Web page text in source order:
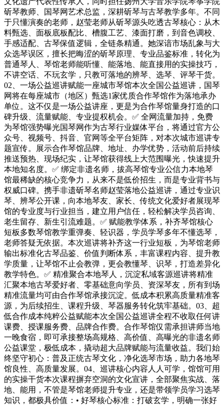
斫琴教师、国琴网艺术总监，深耕斫琴与古琴教学多年。不同
于只懂演奏的老师，赵莹老师从斫琴源头吃透古琴核心：从木
料甄选、面板底板配比、槽腹工艺、漆面打磨，到音色调校、
手感适配、古琴保值逻辑，全链条精通。她深谙市场乱象与大
众选琴误区，擅长把晦涩的斫琴原理、专业品鉴标准，转化为
普通琴人、琴馆老师能听懂、能落地、能直接用的实操技巧，
不讲空话、不玩玄学，只教可落地的辨琴、选琴、评琴干货。
02、一场公益巡讲赋能一座城市琴馆本次全国公益巡讲，国琴
网将在每座城市（地区）甄选1家优质合作琴馆作为落地承办
单位。这不仅是一场公益讲座，更是为合作琴馆量身打造的口
碑升级、流量赋能、专业提权机会。✅ 全网流量加持，免费
为琴馆强势曝光国琴网作为古琴行业媒体平台，将通过官方公
众号、视频号、抖音、官网等全平台矩阵，对本次城市巡讲专
题宣传。展示合作琴馆品牌、地址、办学优势，活动前后持续
推送预热、现场纪实，让琴馆获得线上大范围曝光，快速提升
本地知名度。✅ 绑定非遗名师，拔高琴馆专业公信力本地琴
馆最稀缺的核心竞争力，从来不是低价招生，而是专业背书与
权威口碑。携手非遗斫琴名师赵莹落地公益巡讲，通过专业识
琴、辨琴公开课，向本地琴友、家长、传统文化爱好者展现琴
馆的专业度与行业担当，建立用户信任，轻松解决学员咨询、
老生留存、新生引流难题。✅ 赋能教学体系，补齐琴馆核心
短板多数琴馆教学重弹奏、轻识器，学员学琴多年不懂选琴，
老师答疑无依据。本次巡讲将补齐这一行业短板，为琴馆老师
输出标准化古琴品鉴、价值判断体系，丰富课程内容、提升教
学质量，让琴馆不止会教弹，更会教懂琴、识琴，打造差异化
教学特色。✅ 精准聚合本地琴人，沉淀私域客源巡讲将精准
汇聚本地古琴爱好者、零基础意向学员、资深琴友，所有到场
精准流量均可由合作琴馆承接沉淀。低成本积累高质量精准客
源，为后续招生、课程升级、琴器服务转化筑牢基础。03、超
低合作成本纯粹公益赋能本次全国公益巡讲全程不收取任何讲
课费、授课服务费、品牌合作费。合作琴馆仅需承担讲师当地
一晚食宿，即可承接整场高规格、高价值、高曝光的非遗名师
公益课堂，极低成本，撬动超大品牌赋能与流量收益。我们始
终坚守初心：普及正统古琴文化，净化选琴市场，助力各地琴
馆良性、高质量发展。04、巡讲核心内容人人可学，馆馆可用
的实操干货本次课程摒弃空洞的文化宣讲，全部聚焦实战、落
地、能用，不管是琴馆老师提升专业，还是带领学员学习选琴
知识，都极具价值：• 好琴核心标准：打破玄学，明确一张好